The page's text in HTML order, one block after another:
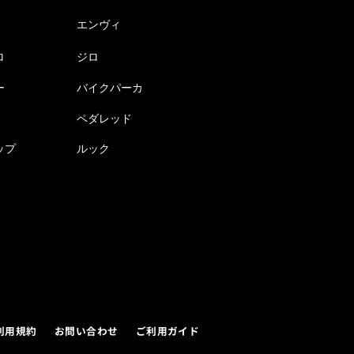
エンヴィ
ジロ
バイクパーカ
ペダレッド
プ ルック
用規約 お問い合わせ ご利用ガイド